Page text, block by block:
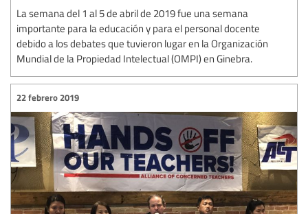
La semana del 1 al 5 de abril de 2019 fue una semana
importante para la educación y para el personal docente
debido a los debates que tuvieron lugar en la Organización
Mundial de la Propiedad Intelectual (OMPI) en Ginebra.
22 febrero 2019